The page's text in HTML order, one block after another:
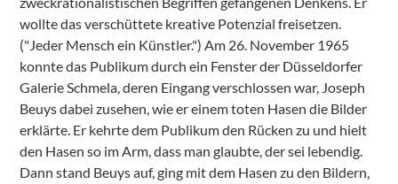
wollte das verschüttete kreative Potenzial freisetzen.
("Jeder Mensch ein Künstler.") Am 26. November 1965
konnte das Publikum durch ein Fenster der Düsseldorfer
Galerie Schmela, deren Eingang verschlossen war, Joseph
Beuys dabei zusehen, wie er einem toten Hasen die Bilder
erklärte. Er kehrte dem Publikum den Rücken zu und hielt
den Hasen so im Arm, dass man glaubte, der sei lebendig.
Dann stand Beuys auf, ging mit dem Hasen zu den Bildern,